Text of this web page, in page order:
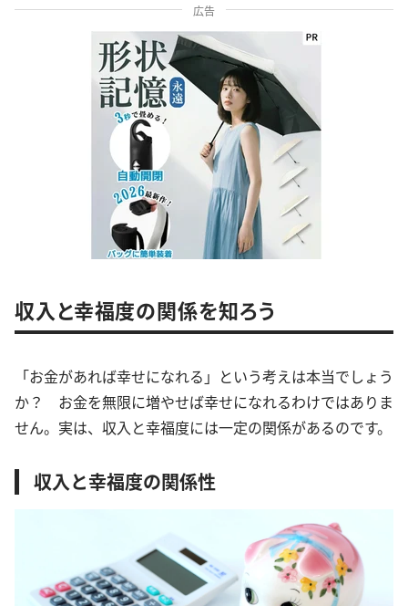
広告
収入と幸福度の関係を知ろう
「お金があれば幸せになれる」という考えは本当でしょう
か？ お金を無限に増やせば幸せになれるわけではありま
せん。実は、収入と幸福度には一定の関係があるのです。
収入と幸福度の関係性